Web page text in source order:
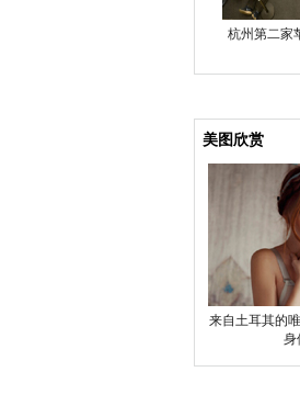
杭州第二家
美图欣赏
来自土耳其的
身